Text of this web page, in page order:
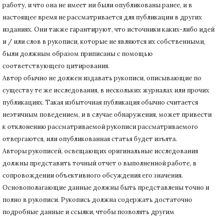
работу, и что она не имеет ни были опубликованы ранее, и в
настоящее время не рассматривается для публикации в других
изданиях. Они также гарантируют, что источники каких-либо идей
и / или слов в рукописи, которые не являются их собственными,
были должным образом приписаны с помощью
соответствующего цитирования.
Автор обычно не должен издавать рукописи, описывающие по
существу те же исследования, в нескольких журналах или прочих
публикациях. Такая избыточная публикация обычно считается
неэтичным поведением, и в случае обнаружения, может привести
к отклонению рассматриваемой рукописи рассматриваемого
отвергаются, или опубликованная статья будет изъята.
Авторы рукописей, освещающих оригинальные исследования
должны представить точный отчет о выполненной работе, в
сопровождении объективного обсуждения его значения.
Основополагающие данные должны быть представлены точно и
полно в рукописи. Рукопись должна содержать достаточно
подробные данные и ссылки, чтобы позволять другим